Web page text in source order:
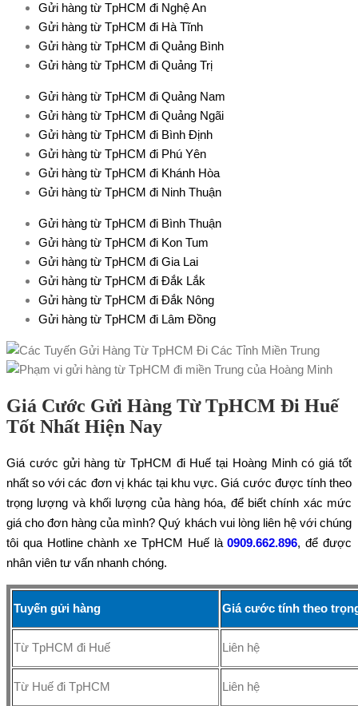
Gửi hàng từ TpHCM đi Nghệ An
Gửi hàng từ TpHCM đi Hà Tĩnh
Gửi hàng từ TpHCM đi Quảng Bình
Gửi hàng từ TpHCM đi Quảng Trị
Gửi hàng từ TpHCM đi Quảng Nam
Gửi hàng từ TpHCM đi Quảng Ngãi
Gửi hàng từ TpHCM đi Bình Định
Gửi hàng từ TpHCM đi Phú Yên
Gửi hàng từ TpHCM đi Khánh Hòa
Gửi hàng từ TpHCM đi Ninh Thuận
Gửi hàng từ TpHCM đi Bình Thuận
Gửi hàng từ TpHCM đi Kon Tum
Gửi hàng từ TpHCM đi Gia Lai
Gửi hàng từ TpHCM đi Đắk Lắk
Gửi hàng từ TpHCM đi Đắk Nông
Gửi hàng từ TpHCM đi Lâm Đồng
Giá Cước Gửi Hàng Từ TpHCM Đi Huế
Tốt Nhất Hiện Nay
Giá cước gửi hàng từ TpHCM đi Huế tại Hoàng Minh có giá tốt
nhất so với các đơn vị khác tại khu vực. Giá cước được tính theo
trọng lượng và khối lượng của hàng hóa, để biết chính xác mức
giá cho đơn hàng của mình? Quý khách vui lòng liên hệ với chúng
tôi qua Hotline chành xe TpHCM Huế là0909.662.896, để được
nhân viên tư vấn nhanh chóng.
Tuyến gửi hàng Giá cước tính theo
Từ TpHCM đi Huế Liên hệ
Từ Huế đi TpHCM Liên hệ